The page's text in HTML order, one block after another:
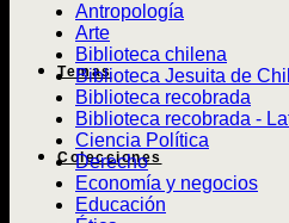
Temas
Colecciones
Antropología
Arte
Biblioteca chilena
Biblioteca Jesuita de
Biblioteca recobrada
Biblioteca recobrada -
Ciencia Política
Derecho
Economía y negocios
Educación